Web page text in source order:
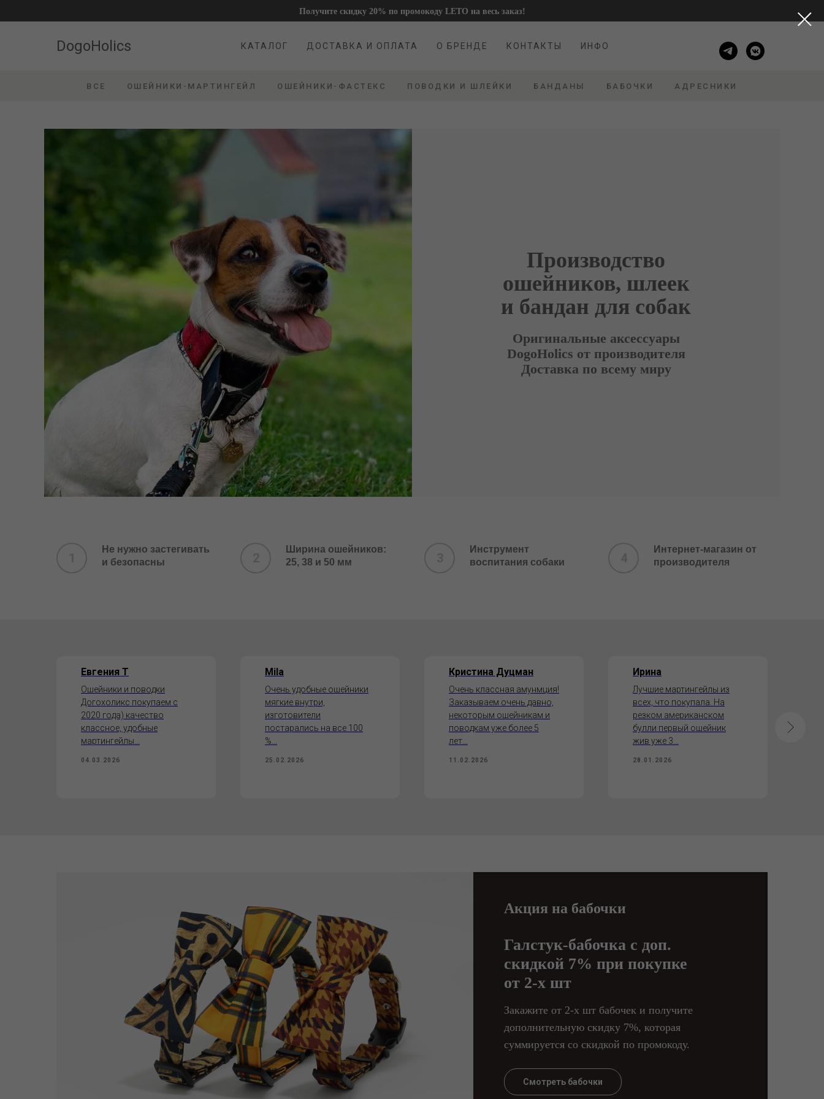
Получите скидку 20% по промокоду LETO на весь заказ!
DogoHolics КАТАЛОГ ДОСТАВКА И ОПЛАТА О БРЕНДЕ КОНТАКТЫ ИНФО
ВСЕ ОШЕЙНИКИ-МАРТИНГЕЙЛ ОШЕЙНИКИ-ФАСТЕКС ПОВОДКИ И ШЛЕЙКИ БАНДАНЫ БАБОЧКИ АДРЕСНИКИ
Производство
ошейников, шлеек
и бандан для собак
Оригинальные аксессуары
DogoHolics от производителя
Доставка по всему миру
Не нужно застегивать
и безопасны
Ширина ошейников:
25, 38 и 50 мм
Инструмент
воспитания собаки
Интернет-магазин от
производителя
Евгения Т
Ошейники и поводки
Догохоликс покупаем с
2020 года) качество
классное, удобные
мартингейлы...
04.03.2026
Mila
Очень удобные ошейники
мягкие внутри,
изготовители
постарались на все 100
%...
25.02.2026
Кристина Дуцман
Очень классная амунмция!
Заказываем очень давно,
некоторым ошейникам и
поводкам уже более 5
лет...
11.02.2026
Ирина
Лучшие мартингейлы из
всех, что покупала. На
резком американском
булли первый ошейник
жив уже 3...
28.01.2026
Акция на бабочки
Галстук-бабочка с доп.
скидкой 7% при покупке
от 2-х шт
Закажите от 2-х шт бабочек и получите
дополнительную скидку 7%, которая
суммируется со скидкой по промокоду.
Смотреть бабочки